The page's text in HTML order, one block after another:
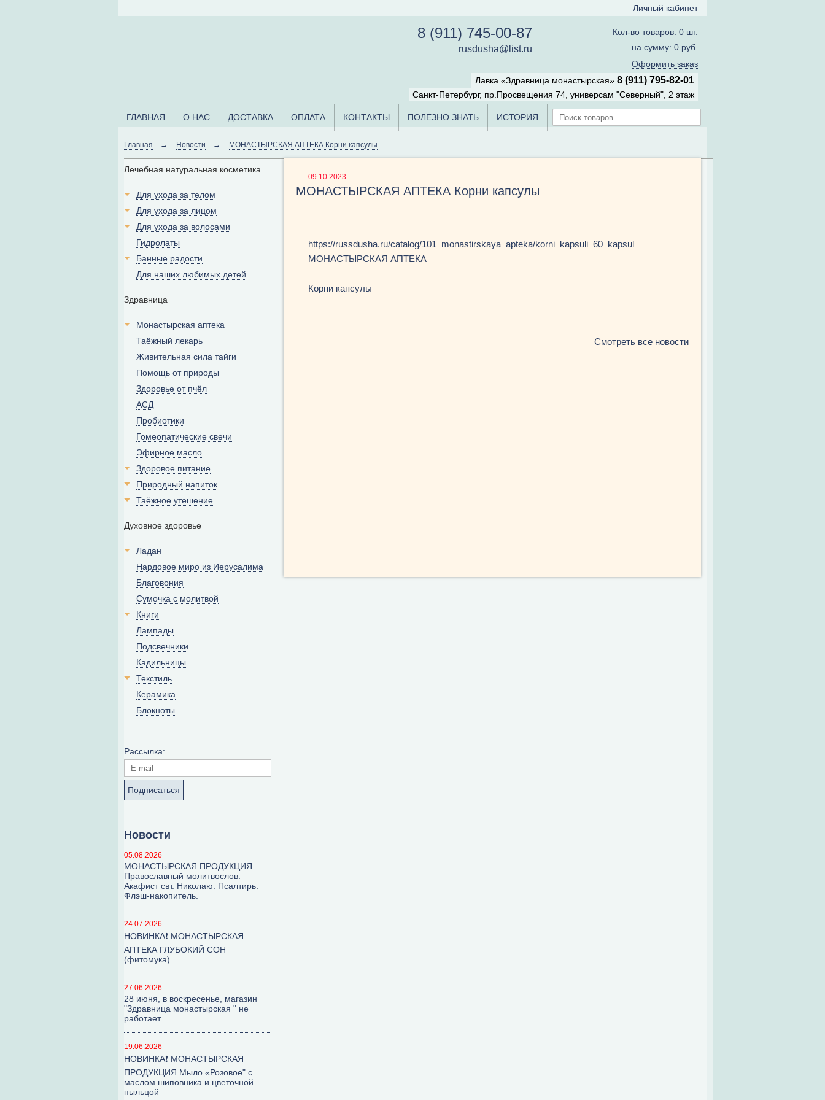
Личный кабинет
8 (911) 745-00-87
rusdusha@list.ru
Кол-во товаров: 0 шт.
на сумму: 0 руб.
Оформить заказ
Лавка «Здравница монастырская» 8 (911) 795-82-01
Санкт-Петербург, пр.Просвещения 74, универсам "Северный", 2 этаж
ГЛАВНАЯ О НАС ДОСТАВКА ОПЛАТА КОНТАКТЫ ПОЛЕЗНО ЗНАТЬ ИСТОРИЯ
Главная → Новости → МОНАСТЫРСКАЯ АПТЕКА Корни капсулы
Лечебная натуральная косметика
Для ухода за телом
Для ухода за лицом
Для ухода за волосами
Гидролаты
Банные радости
Для наших любимых детей
Здравница
Монастырская аптека
Таёжный лекарь
Живительная сила тайги
Помощь от природы
Здоровье от пчёл
АСД
Пробиотики
Гомеопатические свечи
Эфирное масло
Здоровое питание
Природный напиток
Таёжное утешение
Духовное здоровье
Ладан
Нардовое миро из Иерусалима
Благовония
Сумочка с молитвой
Книги
Лампады
Подсвечники
Кадильницы
Текстиль
Керамика
Блокноты
Рассылка:
Подписаться
Новости
05.08.2026
МОНАСТЫРСКАЯ ПРОДУКЦИЯ
Православный молитвослов.
Акафист свт. Николаю. Псалтирь.
Флэш-накопитель.
24.07.2026
НОВИНКА❗ МОНАСТЫРСКАЯ
АПТЕКА ГЛУБОКИЙ СОН
(фитомука)
27.06.2026
28 июня, в воскресенье, магазин
"Здравница монастырская " не
работает.
19.06.2026
НОВИНКА❗ МОНАСТЫРСКАЯ
ПРОДУКЦИЯ Мыло «Розовое" с
маслом шиповника и цветочной
пыльцой
09.10.2023
МОНАСТЫРСКАЯ АПТЕКА Корни капсулы
https://russdusha.ru/catalog/101_monastirskaya_apteka/korni_kapsuli_60_kapsul
МОНАСТЫРСКАЯ АПТЕКА
Корни капсулы
Смотреть все новости